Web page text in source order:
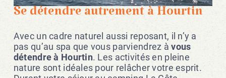
Se détendre autrement à Hourtin
Avec un cadre naturel aussi reposant, il n’y a
pas qu’au spa que vous parviendrez àvous
détendre à Hourtin. Les activités en pleine
nature sont idéales pour relâcher votre esprit.